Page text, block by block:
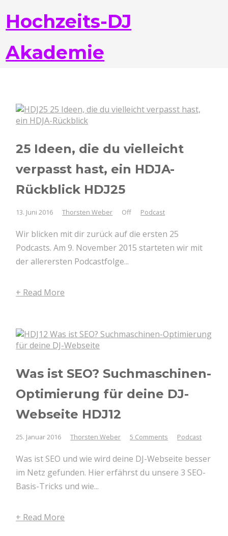
Hochzeits-DJ
Akademie
25 Ideen, die du vielleicht
verpasst hast, ein HDJA-
Rückblick HDJ25
13. Juni 2016 Thorsten Weber Off Podcast
Wir blicken mit dir zurück auf die ersten 25
Podcasts. Am 9. November 2015 starteten wir mit
der allerersten Podcastfolge...
+ Read More
Was ist SEO? Suchmaschinen-
Optimierung für deine DJ-
Webseite HDJ12
25. Januar 2016 Thorsten Weber 5 Comments Podcast
Was ist SEO und wie wird deine DJ-Webseite besser
im Netz gefunden. Hier erfährst du unsere 3 SEO-
Basis-Tricks und wie...
+ Read More